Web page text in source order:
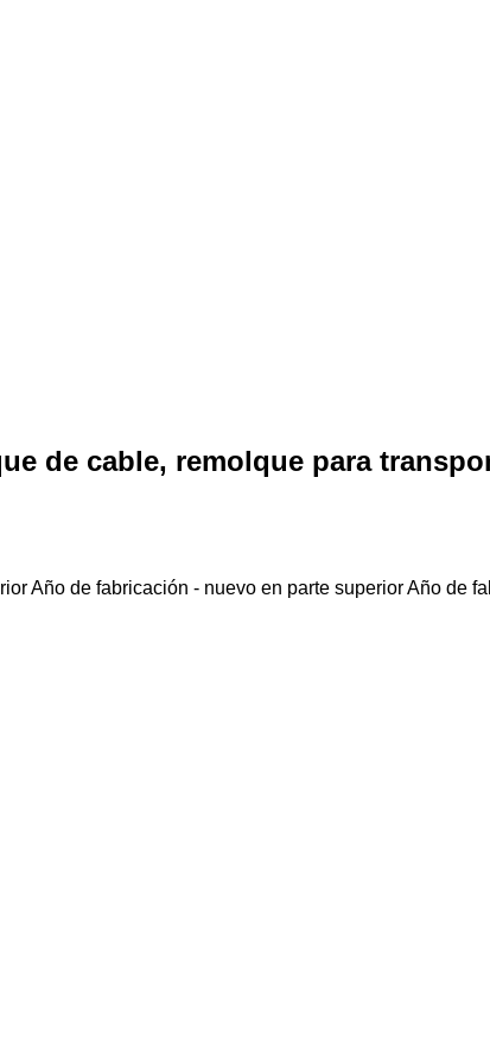
de cable, remolque para
Año de fabricación - nuevo en parte superiorAño de